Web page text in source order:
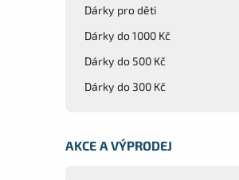
Dárky pro děti
Dárky do 1000 Kč
Dárky do 500 Kč
Dárky do 300 Kč
AKCE A VÝPRODEJ